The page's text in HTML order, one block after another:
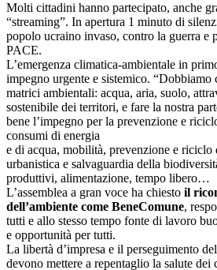
Molti cittadini hanno partecipato, anche
“streaming”. In apertura 1 minuto di
popolo ucraino invaso, contro la guerra e
PACE.
L’emergenza climatica-ambientale in
impegno urgente e sistemico.
matrici ambientali: acqua, aria, suolo,
sostenibile dei territori, e fare la nostra
bene l’impegno per la prevenzione e
consumi di energia
e di acqua, mobilità, prevenzione e riciclo
urbanistica e salvaguardia della
produttivi, alimentazione, tempo libero…
L’assemblea a gran voce ha chiesto il
dell’ambiente come BeneComune,
tutti e allo stesso tempo fonte di lavoro
e opportunità per tutti.
La libertà d’impresa e il perseguimento
devono mettere a repentaglio la salute dei